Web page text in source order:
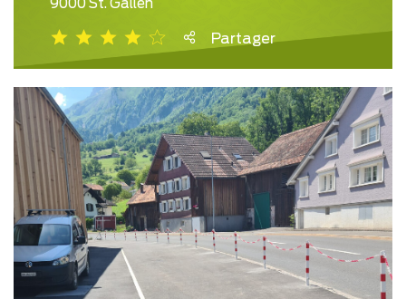
9000 St. Gallen
Partager